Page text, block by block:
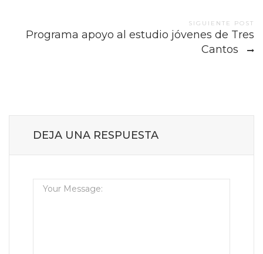
SIGUIENTE POST
Programa apoyo al estudio jóvenes de Tres
Cantos
DEJA UNA RESPUESTA